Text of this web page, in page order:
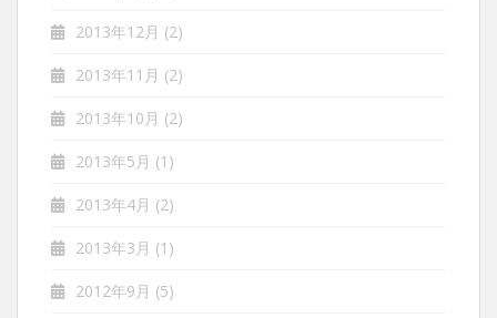
2013年12月 (2)
2013年11月 (2)
2013年10月 (2)
2013年5月 (1)
2013年4月 (2)
2013年3月 (1)
2012年9月 (5)